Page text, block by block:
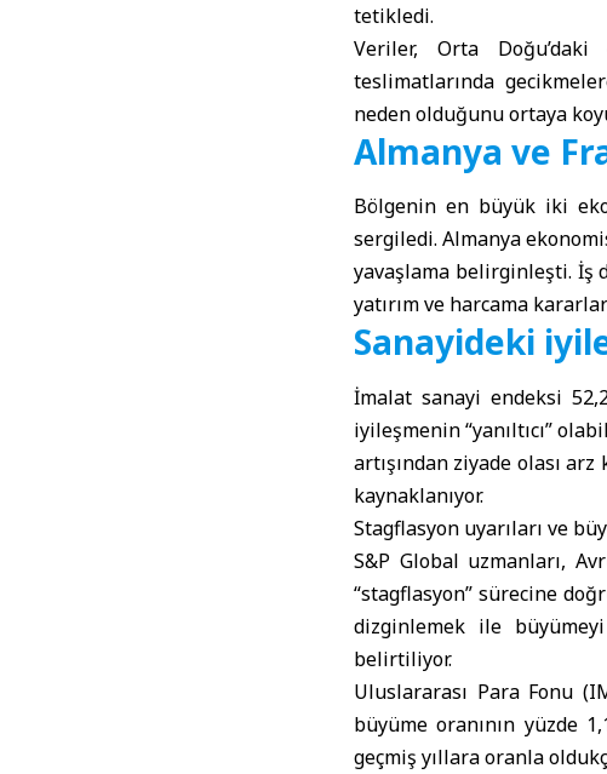
tetikledi.
Veriler, Orta Doğu’daki
teslimatlarında
neden olduğunu ortaya
Almanya ve
Bölgenin en büyük iki
sergiledi. Almanya
yavaşlama belirginleşti. İş
yatırım ve harcama
Sanayideki
İmalat sanayi endeksi
iyileşmenin “yanıltıcı”
artışından ziyade olası
kaynaklanıyor.
Stagflasyon uyarıları ve
S&P Global uzmanları,
“stagflasyon” sürecine
dizginlemek ile
belirtiliyor.
Uluslararası Para Fonu
büyüme oranının yüzde
geçmiş yıllara oranla